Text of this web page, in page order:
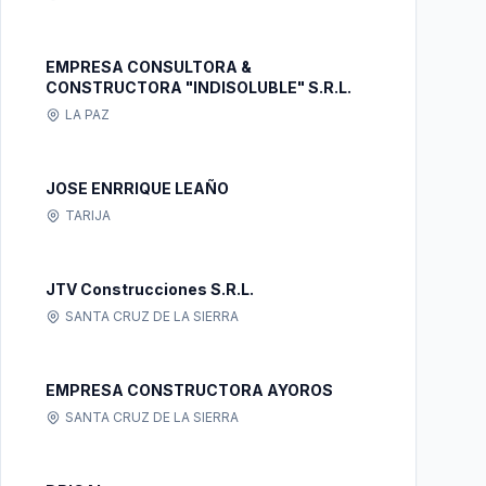
EMPRESA CONSULTORA &
CONSTRUCTORA "INDISOLUBLE" S.R.L.
LA PAZ
JOSE ENRRIQUE LEAÑO
TARIJA
JTV Construcciones S.R.L.
SANTA CRUZ DE LA SIERRA
EMPRESA CONSTRUCTORA AYOROS
SANTA CRUZ DE LA SIERRA